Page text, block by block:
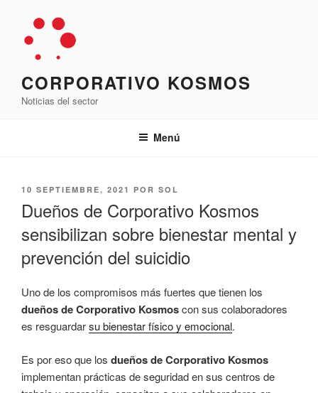
contenido
CORPORATIVO KOSMOS
Noticias del sector
Menú
PUBLICADO
10 SEPTIEMBRE, 2021 POR SOL
Dueños de Corporativo Kosmos
sensibilizan sobre bienestar mental y
prevención del suicidio
Uno de los compromisos más fuertes que tienen los
dueños de Corporativo Kosmoscon sus colaboradores
es resguardarsu bienestar físico y emocional.
Es por eso que los dueños de Corporativo Kosmos
implementan prácticas de seguridad en sus centros de